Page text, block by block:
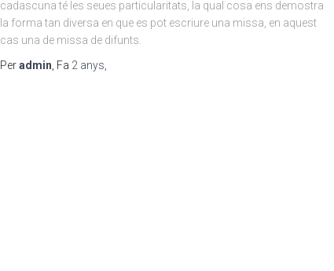
cadascuna té les seues particularitats, la qual cosa ens demostra
la forma tan diversa en que es pot escriure una missa, en aquest
cas una de missa de difunts.
Peradmin , Fa 2 anys